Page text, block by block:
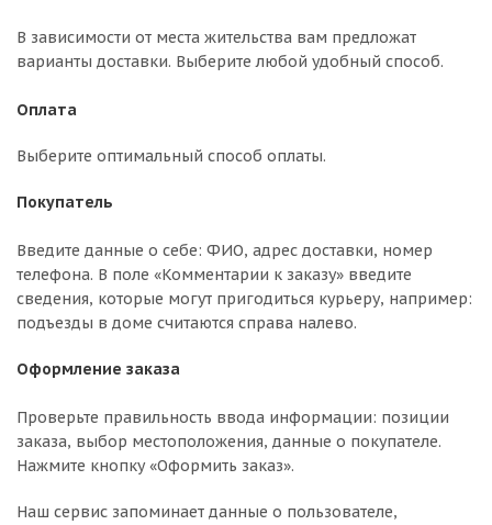
В зависимости от места жительства вам предложат
варианты доставки. Выберите любой удобный способ.
Оплата
Выберите оптимальный способ оплаты.
Покупатель
Введите данные о себе: ФИО, адрес доставки, номер
телефона. В поле «Комментарии к заказу» введите
сведения, которые могут пригодиться курьеру, например:
подъезды в доме считаются справа налево.
Оформление заказа
Проверьте правильность ввода информации: позиции
заказа, выбор местоположения, данные о покупателе.
Нажмите кнопку «Оформить заказ».
Наш сервис запоминает данные о пользователе,